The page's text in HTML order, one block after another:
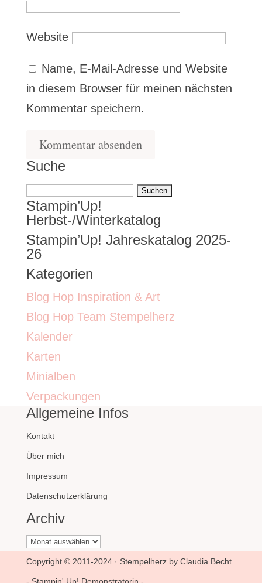
Website
Name, E-Mail-Adresse und Website
in diesem Browser für meinen nächsten
Kommentar speichern.
Suche
Suchen
nach:
Stampin’Up!
Herbst-/Winterkatalog
Stampin’Up! Jahreskatalog 2025-
26
Kategorien
Blog Hop Inspiration & Art
Blog Hop Team Stempelherz
Kalender
Karten
Minialben
Verpackungen
Allgemeine Infos
Kontakt
Über mich
Impressum
Datenschutzerklärung
Archiv
Archiv
Copyright © 2011-2024 · Stempelherz by Claudia Becht